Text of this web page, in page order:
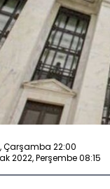
Çarşamba 22:00
2022, Perşembe 08:15